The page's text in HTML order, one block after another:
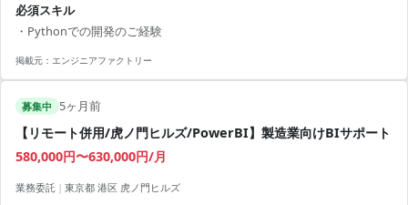
開発言語：Python ・ツール：GitLab ・CI/CD：GitLab Runner ・品質
管理：SonarQube ・テスト：JUnit
必須スキル
・Pythonでの開発のご経験
掲載元： エンジニアファクトリー
募集中 5ヶ月前
【リモート併用/虎ノ門ヒルズ/PowerBI】製造業向けBIサポート
580,000円〜630,000円/月
業務委託 | 東京都 港区 虎ノ門ヒルズ